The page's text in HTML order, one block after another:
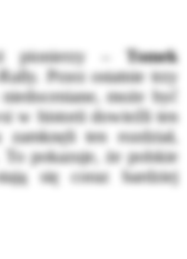
pionierzy –
Tomek
Przez ostatnie trzy
może być
w historii dowieźli ten
ten rozdział,
pokazuje, że polskie
się coraz bardziej